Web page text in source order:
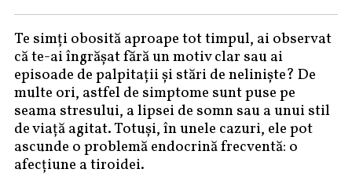
Te simți obosită aproape tot timpul, ai observat
că te-ai îngrășat fără un motiv clar sau ai
episoade de palpitații și stări de neliniște? De
multe ori, astfel de simptome sunt puse pe
seama stresului, a lipsei de somn sau a unui stil
de viață agitat. Totuși, în unele cazuri, ele pot
ascunde o problemă endocrină frecventă: o
afecțiune a tiroidei.